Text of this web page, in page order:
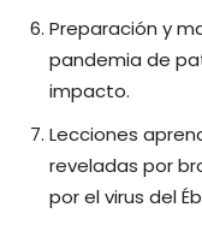
Preparación y
pandemia de
impacto.
Lecciones
reveladas por
por el virus del